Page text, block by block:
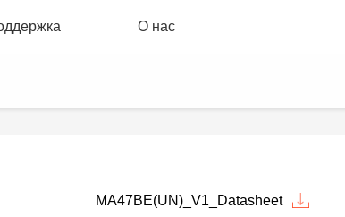
О нас
MA47BE(UN)_V1_Datasheet